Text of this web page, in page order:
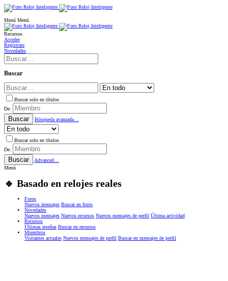
Menú Menú
Recursos
Acceder
Regístrate
Novedades
Buscar
Buscar solo en títulos
De:
Buscar Búsqueda avanzada…
Buscar solo en títulos
De:
Buscar
Advanced…
Menú
🔹 Basado en relojes reales
Foros
Nuevos mensajes Buscar en foros
Novedades
Nuevos mensajes Nuevos recursos Nuevos mensajes de perfil Última actividad
Recursos
Últimas reseñas Buscar en recursos
Miembros
Visitantes actuales Nuevos mensajes de perfil Buscar en mensajes de perfil